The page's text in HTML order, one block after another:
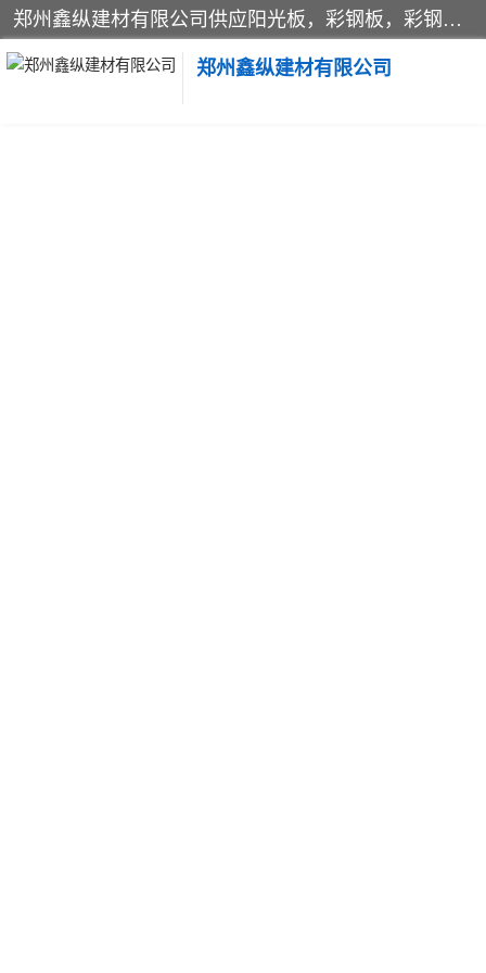
郑州鑫纵建材有限公司供应阳光板，彩钢板，彩钢钢构工程是一家集生产销售租赁安装于一体的企业，主要生产PC采光板，耐力板，仿古琉璃采光板，岩棉板、彩钢压型板、镀锌压型板、桁架楼承板，C、Z型钢檩条、围挡板、轻钢结构，阳光温室大棚等新型建材产品。公司旗下有多台移动式高空压瓦机租赁，承接全国各地业务，专业对外租赁各种型号压瓦机。
郑州鑫纵建材有限公司